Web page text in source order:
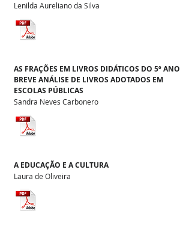
Lenilda Aureliano da Silva
Sandra Neves Carbonero
AS FRAÇÕES EM LIVROS DIDÁTICOS DO 5º ANO
BREVE ANÁLISE DE LIVROS ADOTADOS EM
ESCOLAS PÚBLICAS
Laura de Oliveira
A EDUCAÇÃO E A CULTURA